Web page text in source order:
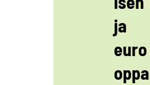
ja
euro
oppa